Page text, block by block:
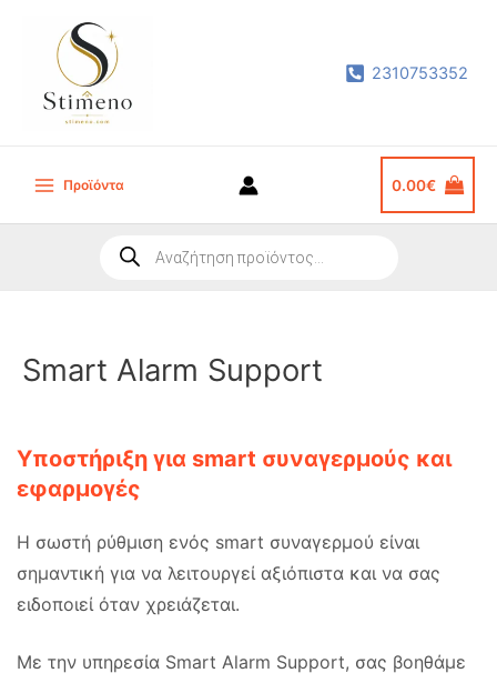
περιεχόμενο
2310753352
Main
Προϊόντα 0.00€
search
Smart Alarm Support
Υποστήριξη για smart συναγερμούς και
εφαρμογές
Η σωστή ρύθμιση ενός smart συναγερμού είναι
σημαντική για να λειτουργεί αξιόπιστα και να σας
ειδοποιεί όταν χρειάζεται.
Με την υπηρεσία Smart Alarm Support, σας βοηθάμε